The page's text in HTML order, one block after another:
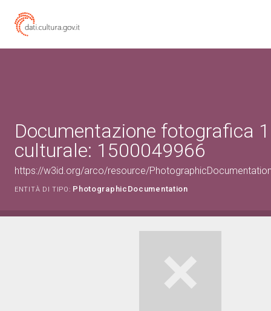
Documentazione fotografica
culturale: 1500049966
https://w3id.org/arco/resource/
ENTITÀ DI TIPO: PhotographicDocumentation